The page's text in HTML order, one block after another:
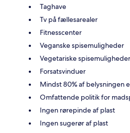
Taghave
Tv på fællesarealer
Fitnesscenter
Veganske spisemuligheder
Vegetariske spisemuligheder
Forsatsvinduer
Mindst 80% af belysningen
Omfattende politik for
Ingen rørepinde af plast
Ingen sugerør af plast